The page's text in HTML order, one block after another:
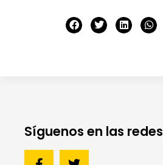
Síguenos en las redes